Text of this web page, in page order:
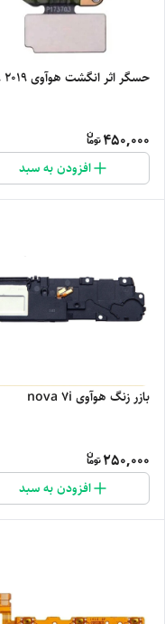
حسگر اثر انگشت هوآوی y9 2019
450,000
افزودن به سبد
بازر زنگ هوآوی nova 7i
250,000
افزودن به سبد